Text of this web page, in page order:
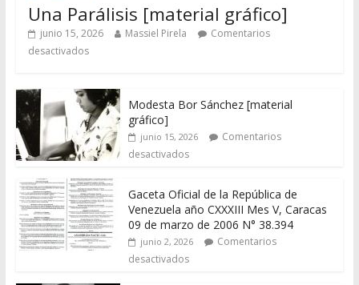
Una Parálisis [material gráfico]
junio 15, 2026 Massiel Pirela
Comentarios
desactivados
Modesta Bor Sánchez [material
gráfico]
junio 15, 2026
Comentarios
desactivados
Gaceta Oficial de la República de
Venezuela año CXXXIII Mes V, Caracas
09 de marzo de 2006 N° 38.394
junio 2, 2026
Comentarios
desactivados